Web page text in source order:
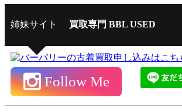
姉妹サイト 買取専門 BBL USED
Follow Me